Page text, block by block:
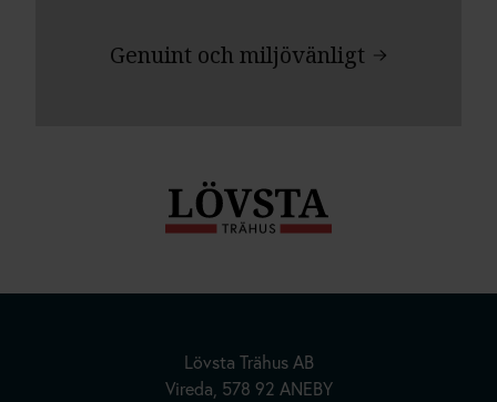
Kundanpassade Hus
Genuint och miljövänligt
Lövsta Trähus AB
Vireda, 578 92 ANEBY